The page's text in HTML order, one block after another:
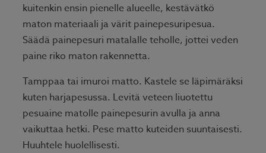
kuitenkin ensin pienelle alueelle, kestävätkö
maton materiaali ja värit painepesuripesua.
Säädä painepesuri matalalle teholle, jottei veden
paine riko maton rakennetta.
Tamppaa tai imuroi matto. Kastele se läpimäräksi
kuten harjapesussa. Levitä veteen liuotettu
pesuaine matolle painepesurin avulla ja anna
vaikuttaa hetki. Pese matto kuteiden suuntaisesti.
Huuhtele huolellisesti.